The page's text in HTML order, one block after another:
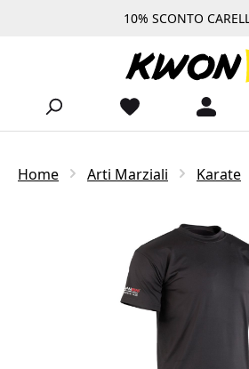
Passa al contenuto principale
10% SCONTO
Home Arti Marziali Karate
Salta la galleria di immagini